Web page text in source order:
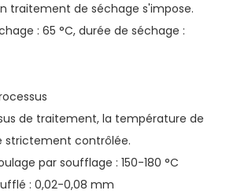
traitement de séchage s'impose.
: 65 °C, durée de séchage :
de traitement, la température de
contrôlée.
par soufflage : 150-180 °C
: 0,02-0,08 mm